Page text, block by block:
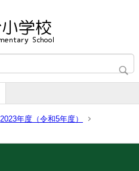
2023年度（令和5年度）